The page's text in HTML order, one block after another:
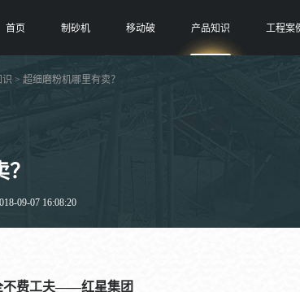
首页 制砂机 移动破 产品知识 工程案
识 > 超细磨粉机哪里有卖？
09-07 16:08:20
不费工夫——红星集团